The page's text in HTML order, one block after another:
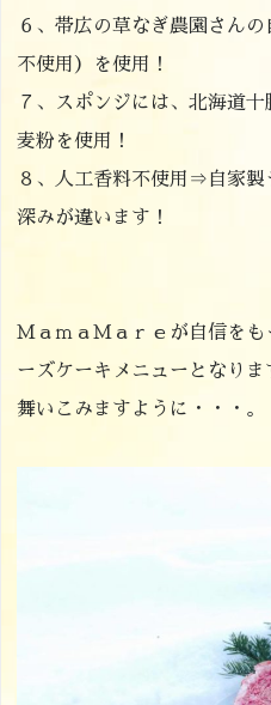
６、帯広の草なぎ農園さん
不使用）を使用！
７、スポンジには、北海道
麦粉を使用！
８、人工香料不使用⇒自家製
深みが違います！
ＭａｍａＭａｒｅが自信を
ーズケーキメニューとなり
舞いこみますように・・・。